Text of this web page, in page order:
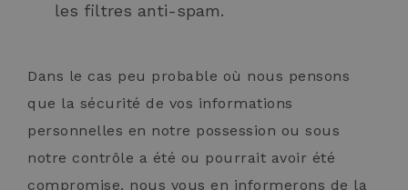
les filtres anti-spam.
Dans le cas peu probable où nous pensons
que la sécurité de vos informations
personnelles en notre possession ou sous
notre contrôle a été ou pourrait avoir été
compromise, nous vous en informerons de la